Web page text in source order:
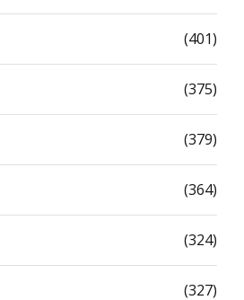
(401)
(375)
(379)
(364)
(324)
(327)